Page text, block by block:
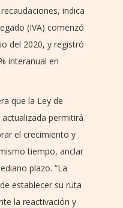
indica
(IVA) comenzó
del 2020, y registró
interanual en
que la Ley de
actualizada permitirá
el crecimiento y
tiempo, anclar
plazo. “La
establecer su ruta
la reactivación y